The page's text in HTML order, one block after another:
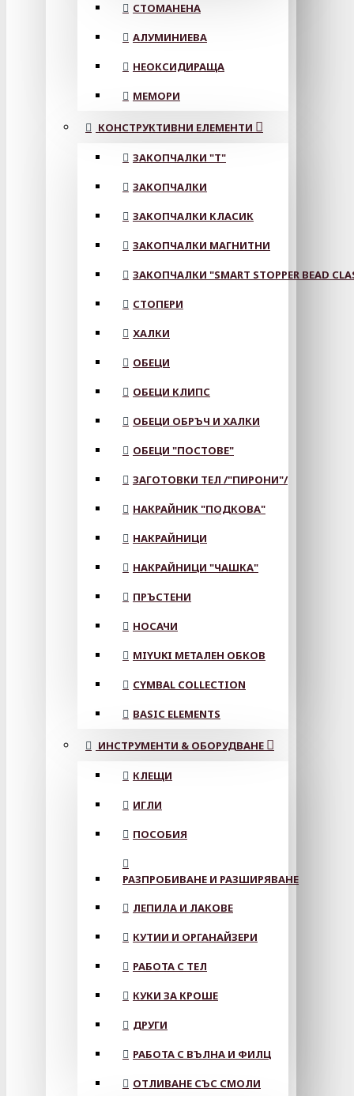
СТОМАНЕНА
АЛУМИНИЕВА
НЕОКСИДИРАЩА
МЕМОРИ
КОНСТРУКТИВНИ ЕЛЕМЕНТИ
ЗАКОПЧАЛКИ "Т"
ЗАКОПЧАЛКИ
ЗАКОПЧАЛКИ КЛАСИК
ЗАКОПЧАЛКИ МАГНИТНИ
ЗАКОПЧАЛКИ "SMART STOPPER BEAD
СТОПЕРИ
ХАЛКИ
ОБЕЦИ
ОБЕЦИ КЛИПС
ОБЕЦИ ОБРЪЧ И ХАЛКИ
ОБЕЦИ "ПОСТОВЕ"
ЗАГОТОВКИ ТЕЛ /"ПИРОНИ"/
НАКРАЙНИК "ПОДКОВА"
НАКРАЙНИЦИ
НАКРАЙНИЦИ "ЧАШКА"
ПРЪСТЕНИ
НОСАЧИ
MIYUKI МЕТАЛЕН ОБКОВ
CYMBAL COLLECTION
BASIC ELEMENTS
ИНСТРУМЕНТИ & ОБОРУДВАНЕ
КЛЕЩИ
ИГЛИ
ПОСОБИЯ
РАЗПРОБИВАНЕ И РАЗШИРЯВАНЕ
ЛЕПИЛА И ЛАКОВЕ
КУТИИ И ОРГАНАЙЗЕРИ
РАБОТА С ТЕЛ
КУКИ ЗА КРОШЕ
ДРУГИ
РАБОТА С ВЪЛНА И ФИЛЦ
ОТЛИВАНЕ СЪС СМОЛИ